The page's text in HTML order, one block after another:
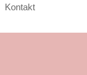
Kontakt